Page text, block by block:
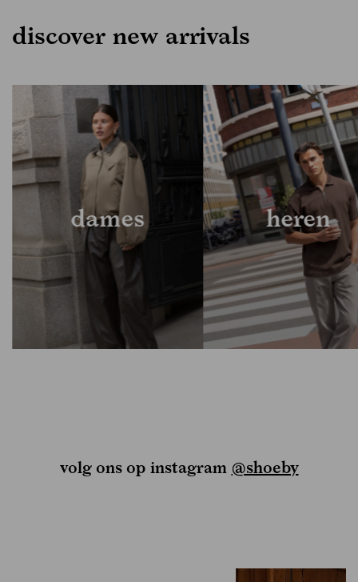
discover new arrivals
dames heren
volg ons op instagram @shoeby